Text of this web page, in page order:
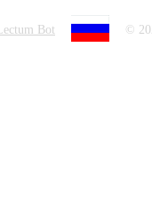
Lectum Bot ©